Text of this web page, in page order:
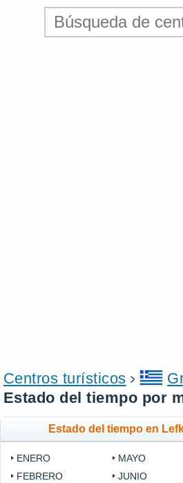
Centros turísticos
Estado del tiempo por
Estado del tiempo en
ENERO
FEBRERO
MAYO
JUNIO